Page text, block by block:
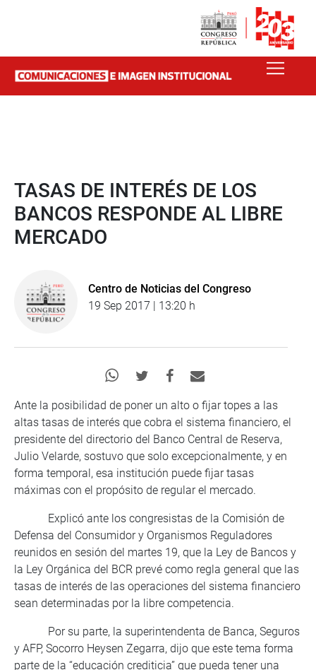
TASAS DE INTERÉS DE LOS
BANCOS RESPONDE AL LIBRE
MERCADO
Centro de Noticias del Congreso
19 Sep 2017 | 13:20 h
Ante la posibilidad de poner un alto o fijar topes a las
altas tasas de interés que cobra el sistema financiero, el
presidente del directorio del Banco Central de Reserva,
Julio Velarde, sostuvo que solo excepcionalmente, y en
forma temporal, esa institución puede fijar tasas
máximas con el propósito de regular el mercado.
Explicó ante los congresistas de la Comisión de
Defensa del Consumidor y Organismos Reguladores
reunidos en sesión del martes 19, que la Ley de Bancos y
la Ley Orgánica del BCR prevé como regla general que las
tasas de interés de las operaciones del sistema financiero
sean determinadas por la libre competencia.
Por su parte, la superintendenta de Banca, Seguros
y AFP, Socorro Heysen Zegarra, dijo que este tema forma
parte de la “educación crediticia” que pueda tener una